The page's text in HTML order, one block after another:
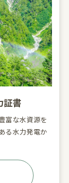
証書
富な水資源を
る水力発電か